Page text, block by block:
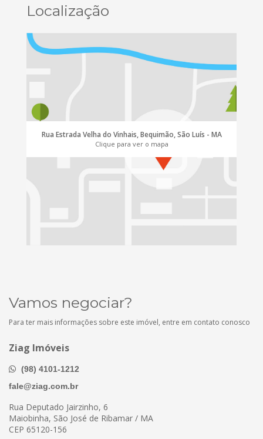
Localização
Rua Estrada Velha do Vinhais, Bequimão, São Luís - MA
Clique para ver o mapa
Vamos negociar?
Para ter mais informações sobre este imóvel, entre em contato conosco
Ziag Imóveis
(98) 4101-1212
fale@ziag.com.br
Rua Deputado Jairzinho, 6
Maiobinha, São José de Ribamar / MA
CEP 65120-156